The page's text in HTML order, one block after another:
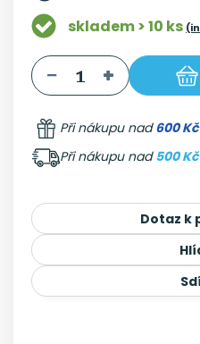
skladem > 10 ks
Při nákupu nad600
Při nákupu nad 500
Dotaz k